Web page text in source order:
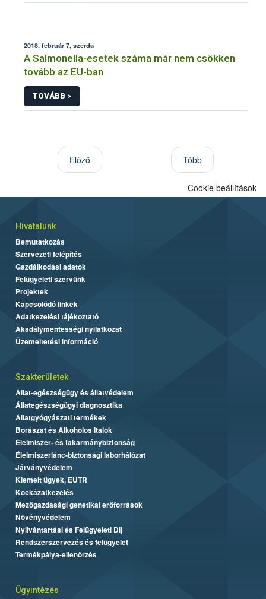
2018. február 7, szerda
A Salmonella-esetek száma már nem csökken
tovább az EU-ban
TOVÁBB >
Előző Több
Cookie beállítások
Hivatalunk
Bemutatkozás
Szervezeti felépítés
Gazdálkodási adatok
Felügyeleti szervünk
Projektek
Kapcsolódó linkek
Adatkezelési tájékoztató
Akadálymentességi nyilatkozat
Üzemeltetési információ
Szakterületek
Állat-egészségügy és állatvédelem
Állategészségügyi diagnosztika
Állatgyógyászati termékek
Borászat és Alkoholos Italok
Élelmiszer- és takarmánybiztonság
Élelmiszerlánc-biztonsági laborhálózat
Járványvédelem
Kiemelt ügyek, EUTR
Kockázatkezelés
Mezőgazdasági genetikai erőforrások
Növényvédelem
Nyilvántartási és Felügyeleti Díj
Rendszerszervezés és felügyelet
Termékpálya-ellenőrzés
Ügyintézés